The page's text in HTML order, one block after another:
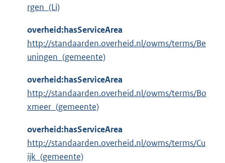
rgen_(Li)
overheid:hasServiceArea
http://standaarden.overheid.nl/owms/terms/Be
uningen_(gemeente)
overheid:hasServiceArea
http://standaarden.overheid.nl/owms/terms/Bo
xmeer_(gemeente)
overheid:hasServiceArea
http://standaarden.overheid.nl/owms/terms/Cu
ijk_(gemeente)